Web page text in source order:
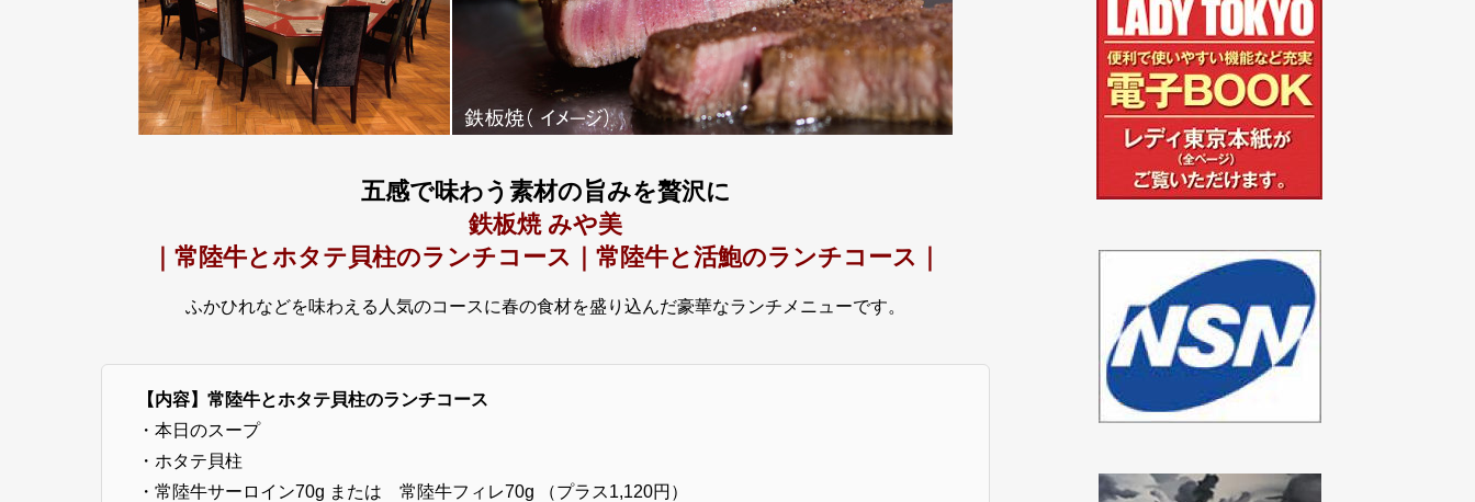
五感で味わう素材の旨みを贅沢に
鉄板焼 みや美
｜常陸牛とホタテ貝柱のランチコース｜常陸牛と活鮑のランチコース｜
ふかひれなどを味わえる人気のコースに春の食材を盛り込んだ豪華なランチメニューです。
【内容】常陸牛とホタテ貝柱のランチコース
・本日のスープ
・ホタテ貝柱
・常陸牛サーロイン70g または 常陸牛フィレ70g （プラス1,120円）